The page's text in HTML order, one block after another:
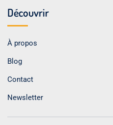
Découvrir
À propos
Blog
Contact
Newsletter